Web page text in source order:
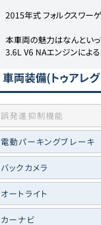
2015年式 フォルクスワー
本車両の魅力はなんといっ
3.6L V6 NAエンジンによ
車両装備(トゥアレ
誤発進抑制機能
電動パーキングブレーキ
バックカメラ
オートライト
カーナビ